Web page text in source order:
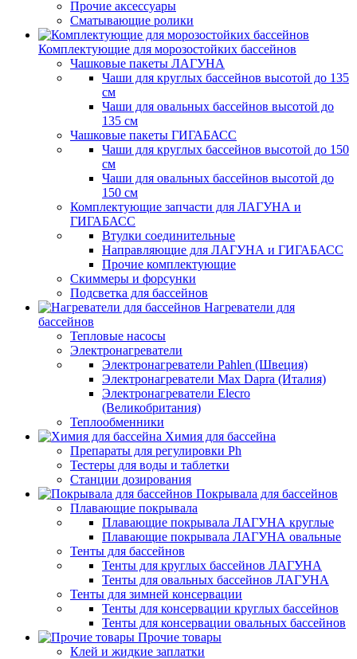
Прочие аксессуары
Сматывающие ролики
Комплектующие для морозостойких бассейнов
Чашковые пакеты ЛАГУНА
Чаши для круглых бассейнов высотой до 135
см
Чаши для овальных бассейнов высотой до
135 см
Чашковые пакеты ГИГАБАСС
Чаши для круглых бассейнов высотой до 150
см
Чаши для овальных бассейнов высотой до
150 см
Комплектующие запчасти для ЛАГУНА и
ГИГАБАСС
Втулки соединительные
Направляющие для ЛАГУНА и ГИГАБАСС
Прочие комплектующие
Скиммеры и форсунки
Подсветка для бассейнов
Нагреватели для
бассейнов
Тепловые насосы
Электронагреватели
Электронагреватели Pahlen (Швеция)
Электронагреватели Max Dapra (Италия)
Электронагреватели Elecro
(Великобритания)
Теплообменники
Химия для бассейна
Препараты для регулировки Ph
Тестеры для воды и таблетки
Станции дозирования
Покрывала для бассейнов
Плавающие покрывала
Плавающие покрывала ЛАГУНА круглые
Плавающие покрывала ЛАГУНА овальные
Тенты для бассейнов
Тенты для круглых бассейнов ЛАГУНА
Тенты для овальных бассейнов ЛАГУНА
Тенты для зимней консервации
Тенты для консервации круглых бассейнов
Тенты для консервации овальных бассейнов
Прочие товары
Клей и жидкие заплатки